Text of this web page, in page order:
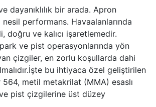
dayanıklılık bir arada. Apron
performans. Havaalanlarında
doğru ve kalıcı işaretlemedir.
ve pist operasyonlarında yön
çizgiler, en zorlu koşullarda dahi
bu ihtiyaca özel geliştirilen
metil metakrilat (MMA) esaslı
pist çizgilerine üst düzey